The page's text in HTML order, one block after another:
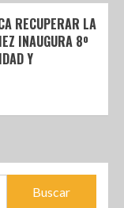
RECUPERAR LA
INAUGURA 8º
Y